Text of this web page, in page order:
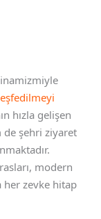
hızla gelişen
şehri ziyaret
modern
her zevke hitap